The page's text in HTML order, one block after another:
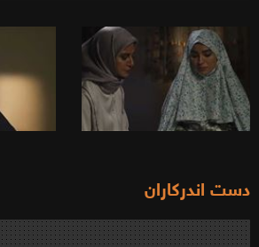
دست اندرکاران